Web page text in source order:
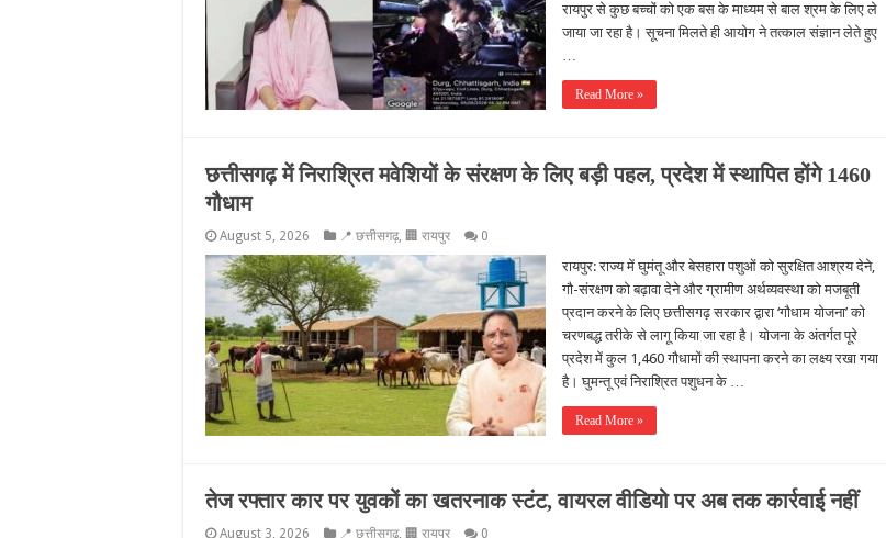
रायपुर से कुछ बच्चों को एक बस के माध्यम से बाल श्रम के लिए ले
जाया जा रहा है। सूचना मिलते ही आयोग ने तत्काल संज्ञान लेते हुए
…
Read More »
छत्तीसगढ़ में निराश्रित मवेशियों के संरक्षण के लिए बड़ी पहल, प्रदेश में स्थापित होंगे 1460
गौधाम
August 5, 2026 📍 छत्तीसगढ़, 🏢 रायपुर 0
रायपुर: राज्य में घुमंतू और बेसहारा पशुओं को सुरक्षित आश्रय देने,
गौ-संरक्षण को बढ़ावा देने और ग्रामीण अर्थव्यवस्था को मजबूती
प्रदान करने के लिए छत्तीसगढ़ सरकार द्वारा ‘गौधाम योजना’ को
चरणबद्ध तरीके से लागू किया जा रहा है। योजना के अंतर्गत पूरे
प्रदेश में कुल 1,460 गौधामों की स्थापना करने का लक्ष्य रखा गया
है। घुमन्तू एवं निराश्रित पशुधन के …
Read More »
तेज रफ्तार कार पर युवकों का खतरनाक स्टंट, वायरल वीडियो पर अब तक कार्रवाई नहीं
August 3, 2026 📍 छत्तीसगढ़, 🏢 रायपुर 0